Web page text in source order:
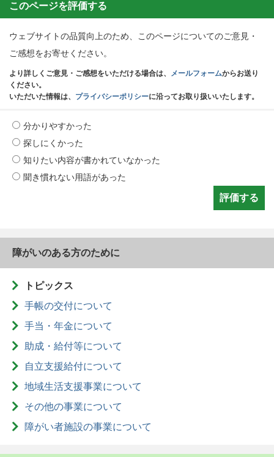
このページを評価する
ウェブサイトの品質向上のため、このページについてのご意見・
ご感想をお寄せください。
より詳しくご意見・ご感想をいただける場合は、 メールフォームからお送り
ください。
いただいた情報は、 プライバシーポリシーに沿ってお取り扱いいたします。
分かりやすかった
探しにくかった
知りたい内容が書かれていなかった
聞き慣れない用語があった
障がいのある方のために
トピックス
手帳の交付について
手当・年金について
助成・給付等について
自立支援給付について
地域生活支援事業について
その他の事業について
障がい者施設の事業について